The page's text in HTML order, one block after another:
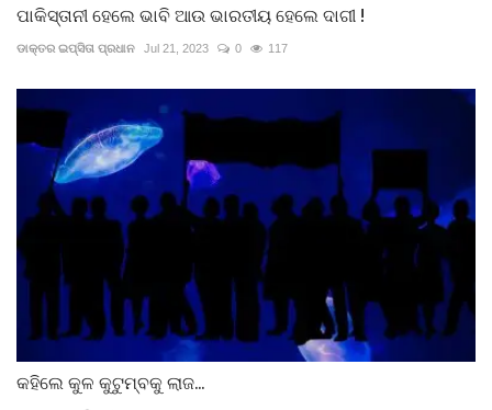
ପାକିସ୍ତାନୀ ହେଲେ ଭାବି ଆଉ ଭାରତୀୟ ହେଲେ ଦାଗୀ !
ଡାକ୍ତର ଇପ୍‌ସିତା ପ୍ରଧାନ Jul 21, 2023 0 117
କହିଲେ କୁଳ କୁଟୁମ୍ବକୁ ଲାଜ...